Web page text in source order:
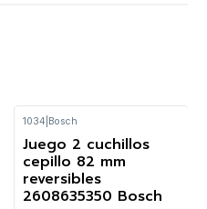
1034 Bosch
Juego 2 cuchillos
cepillo 82 mm
reversibles
2608635350 Bosch